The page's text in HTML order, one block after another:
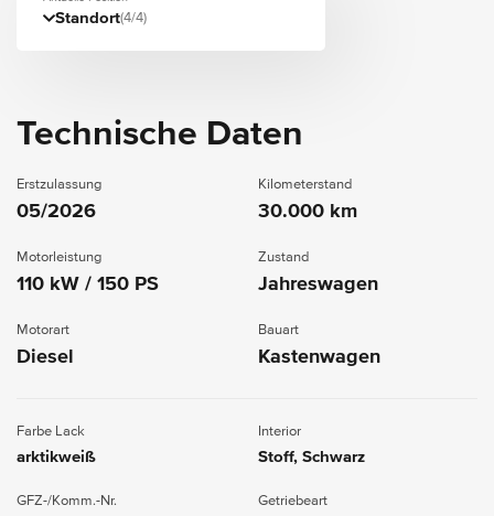
Standort(4/4)
Technische Daten
Erstzulassung
05/2026
Kilometerstand
30.000 km
Motorleistung
110 kW / 150 PS
Zustand
Jahreswagen
Motorart
Diesel
Bauart
Kastenwagen
Farbe Lack
arktikweiß
Interior
Stoff, Schwarz
GFZ-/Komm.-Nr. Getriebeart